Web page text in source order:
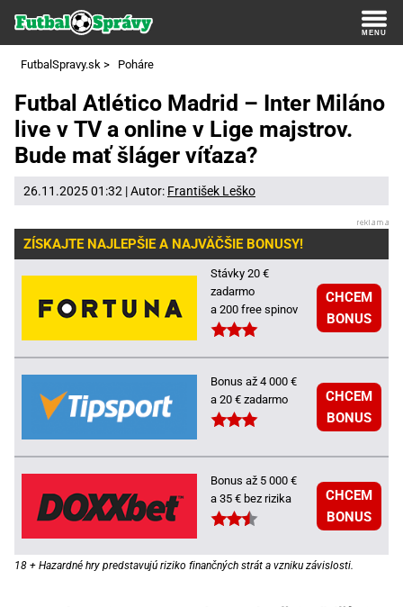
FutbalSpravy.sk > Poháre
Futbal Atlético Madrid – Inter Miláno
live v TV a online v Lige majstrov.
Bude mať šláger víťaza?
26.11.2025 01:32 | Autor: František Leško
ZÍSKAJTE NAJLEPŠIE A NAJVÄČŠIE BONUSY!
Stávky 20 €
zadarmo
a 200 free spinov
CHCEM
BONUS
Bonus až 4 000 €
a 20 € zadarmo
CHCEM
BONUS
Bonus až 5 000 €
a 35 € bez rizika
CHCEM
BONUS
18 + Hazardné hry predstavujú riziko finančných strát a vzniku závislosti.